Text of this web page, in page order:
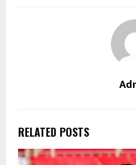
RELATED POSTS